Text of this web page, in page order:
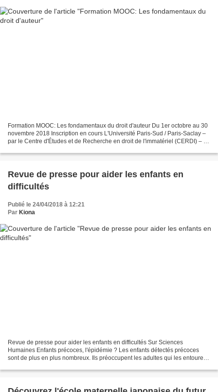
Formation MOOC: Les fondamentaux du droit d'auteur Du 1er octobre au 30
novembre 2018 Inscription en cours L'Université Paris-Sud / Paris-Saclay –
par le Centre d'Études et de Recherche en droit de l'immatériel (CERDI) – et
Revue de presse pour aider les enfants en
difficultés
Publié le 24/04/2018 à 12:21
Par Kiona
Revue de presse pour aider les enfants en difficultés Sur Sciences
Humaines Enfants précoces, l'épidémie ? Les enfants détectés précoces
sont de plus en plus nombreux. Ils préoccupent les adultes qui les entourent,